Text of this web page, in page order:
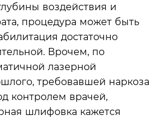
воздействия и
процедура может быть
достаточно
Врочем, по
лазерной
требовавшей наркоза
контролем врачей,
шлифовка кажется